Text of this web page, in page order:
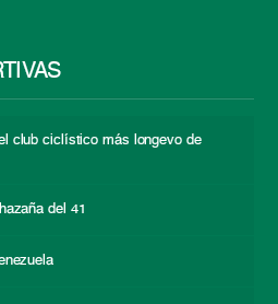
club ciclístico más longevo de
del 41